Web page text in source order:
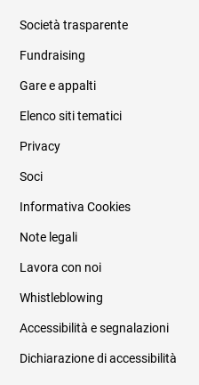
Informazioni
Società trasparente
Fundraising
Gare e appalti
Elenco siti tematici
Privacy
Soci
Informativa Cookies
Note legali
Lavora con noi
Whistleblowing
Accessibilità e segnalazioni
Dichiarazione di accessibilità